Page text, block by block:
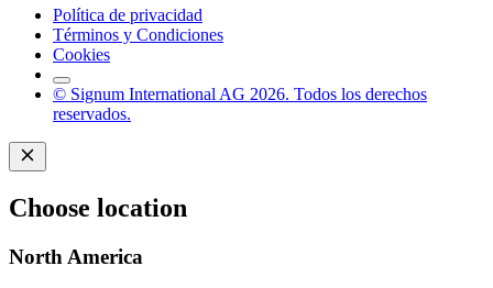
Política de privacidad
Términos y Condiciones
Cookies
© Signum International AG 2026. Todos los derechos
reservados.
Choose location
North America